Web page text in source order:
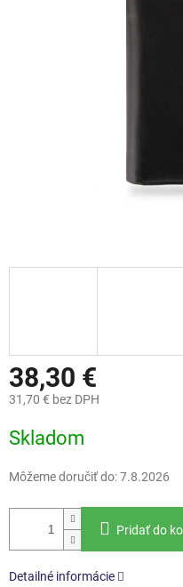
38,30 €
31,70 € bez DPH
cena:
Skladom
Môžeme doručiť do:7.8.2026
Pridať do
Detailné informácie